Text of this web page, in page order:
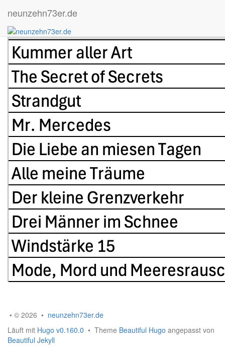
neunzehn73er.de
• © 2026 • neunzehn73er.de
Läuft mit Hugo v0.160.0 • Theme Beautiful Hugo angepasst von
Beautiful Jekyll